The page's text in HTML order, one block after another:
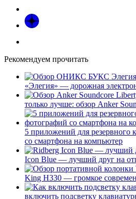
Рекомендуем прочитать
«Элегия» — дорожная
только лучше: обзор Anker
5 приложений для резервного
со смартфона на компьютер
Icon Blue — лучший друг на
King H330 — громкое
включить подсветку